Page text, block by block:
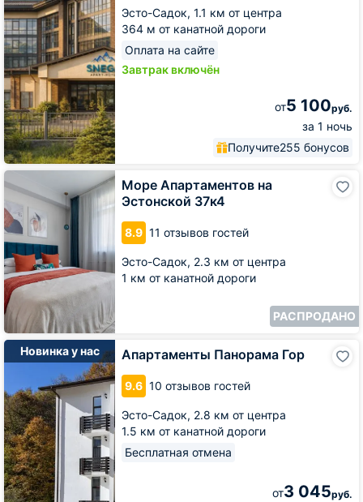
Эсто-Садок, 1.1 км от центра
364 м от канатной дороги
Оплата на сайте
Завтрак включён
от5 100руб.
за 1 ночь
Получите255 бонусов
Море Апартаментов на
Эстонской 37к4
8.9 11 отзывов гостей
Эсто-Садок, 2.3 км от центра
1 км от канатной дороги
РАСПРОДАНО
Море
Апартаментов
на
Эстонской
37к4
Новинка у нас Апартаменты Панорама Гор
9.6 10 отзывов гостей
Эсто-Садок, 2.8 км от центра
1.5 км от канатной дороги
Бесплатная отмена
от3 045руб.
Апартаменты
Панорама